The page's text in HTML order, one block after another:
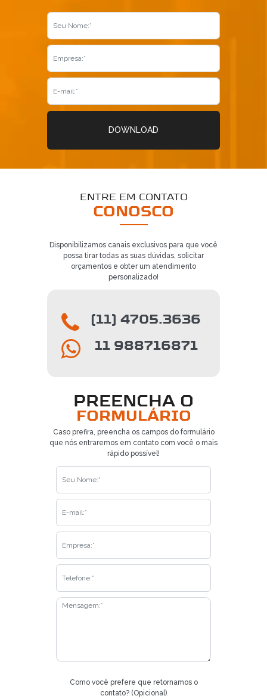
DOWNLOAD
ENTRE EM CONTATO
CONOSCO
Disponibilizamos canais exclusivos para que você
possa tirar todas as suas dúvidas, solicitar
orçamentos e obter um atendimento
personalizado!
(11) 4705.3636
11 988716871
PREENCHA O
FORMULÁRIO
Caso prefira, preencha os campos do formulário
que nós entraremos em contato com você o mais
rápido possível!
Como você prefere que retornamos o
contato? (Opicional)